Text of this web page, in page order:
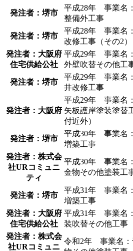
発注者：堺市
平成28年 事業名
整備外工事
発注者：堺市
平成28年 事業名
改修工事（その2）
発注者：大阪府
住宅供給公社
平成29年 事業名
外壁吹替その他工
発注者：堺市
平成29年 事業名
井改修工事
発注者：大阪府
平成29年 事業名
矢板護岸塗装塗
付近外）
発注者：堺市
平成30年 事業名
増築工事
発注者：株式会
社URコミュニ
ティ
平成30年 事業名
金物その他塗装工
発注者：堺市
平成31年 事業名
増築工事
発注者：大阪府
住宅供給公社
平成31年 事業名
装吹替その他工事
発注者：株式会
社URコミュニ
令和2年 事業名：